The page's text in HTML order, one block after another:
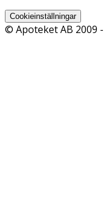
Cookieinställningar
© Apoteket AB 2009 -